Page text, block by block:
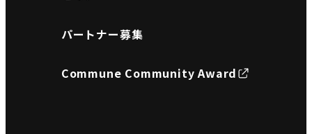
パートナー募集
Commune Community Award